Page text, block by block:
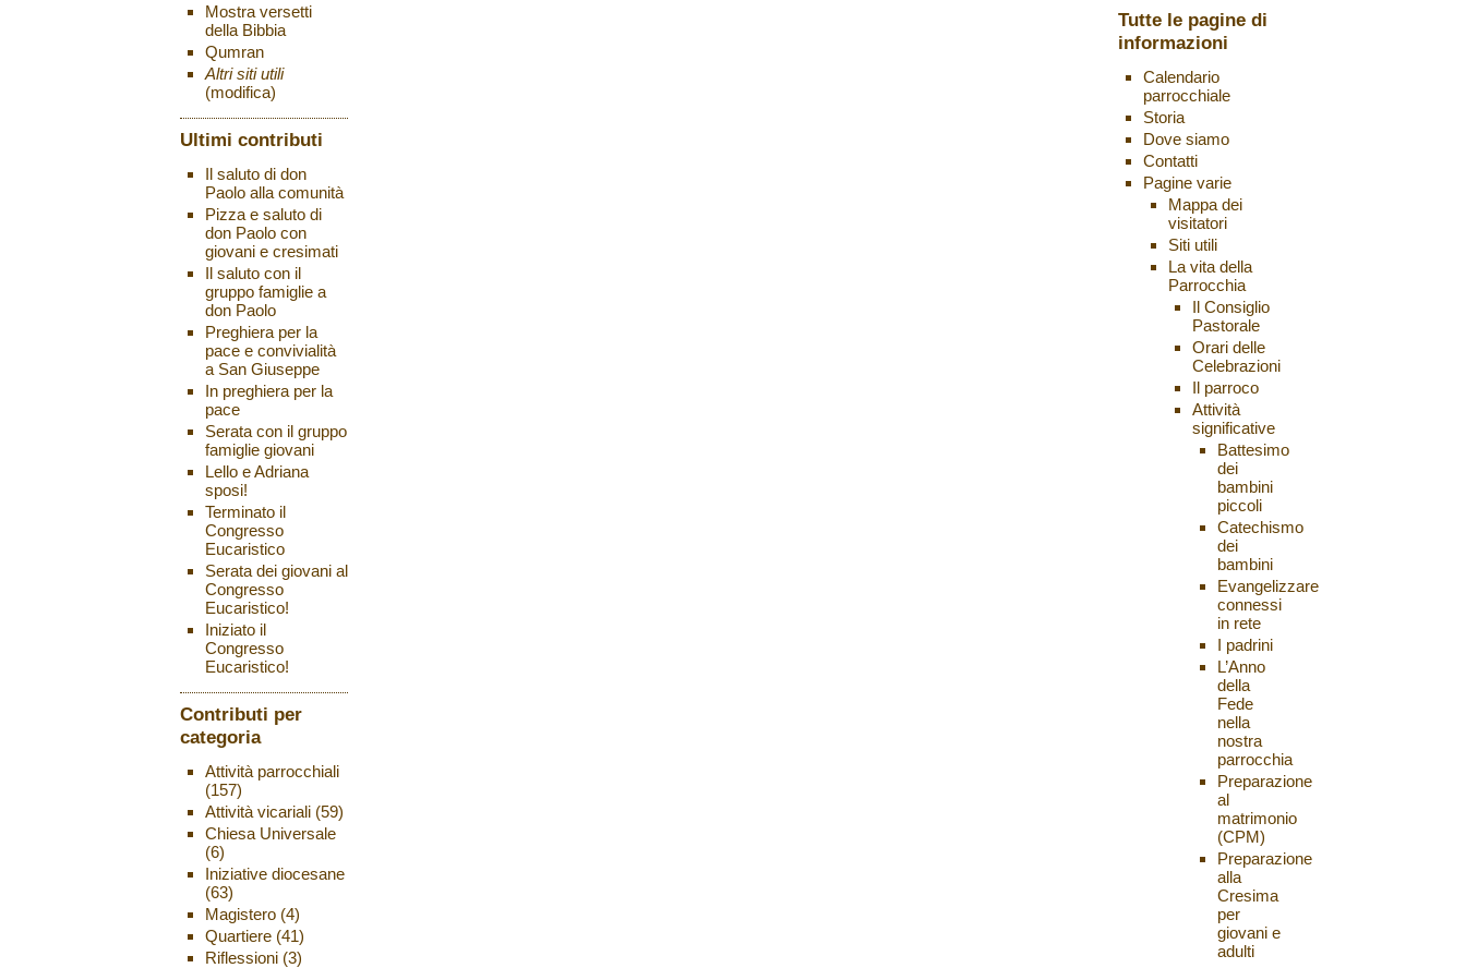
Mostra versetti
della Bibbia
Qumran
Altri siti utili
(modifica)
Ultimi contributi
Il saluto di don
Paolo alla comunità
Pizza e saluto di
don Paolo con
giovani e cresimati
Il saluto con il
gruppo famiglie a
don Paolo
Preghiera per la
pace e convivialità
a San Giuseppe
In preghiera per la
pace
Serata con il gruppo
famiglie giovani
Lello e Adriana
sposi!
Terminato il
Congresso
Eucaristico
Serata dei giovani al
Congresso
Eucaristico!
Iniziato il
Congresso
Eucaristico!
Contributi per
categoria
Attività parrocchiali
(157)
Attività vicariali(59)
Chiesa Universale
(6)
Iniziative diocesane
(63)
Magistero(4)
Quartiere(41)
Riflessioni(3)
Tutte le pagine di
informazioni
Calendario
parrocchiale
Storia
Dove siamo
Contatti
Pagine varie
Mappa dei
visitatori
Siti utili
La vita della
Parrocchia
Il Consiglio
Pastorale
Orari delle
Celebrazioni
Il parroco
Attività
significative
Battesimo
dei
bambini
piccoli
Catechismo
dei
bambini
Evangelizzare
connessi
in rete
I padrini
L’Anno
della
Fede
nella
nostra
parrocchia
Preparazione
al
matrimonio
(CPM)
Preparazione
alla
Cresima
per
giovani e
adulti